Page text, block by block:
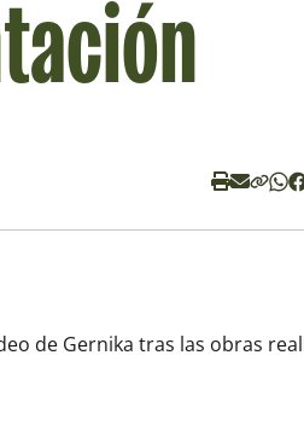
de Gernika tras las obras